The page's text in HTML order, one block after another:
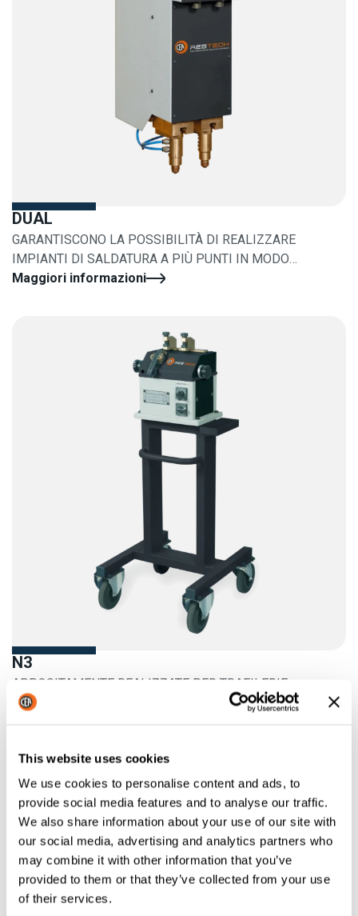
This website uses cookies
We use cookies to personalise content and ads, to
provide social media features and to analyse our traffic.
We also share information about your use of our site with
our social media, advertising and analytics partners who
may combine it with other information that you’ve
provided to them or that they’ve collected from your use
of their services.
DUAL
GARANTISCONO LA POSSIBILITÀ DI REALIZZARE
IMPIANTI DI SALDATURA A PIÙ PUNTI IN MODO
SEMPLICE
Maggiori informazioni
N3
APPOSITAMENTE REALIZZATE PER TRAFILERIE
Maggiori informazioni